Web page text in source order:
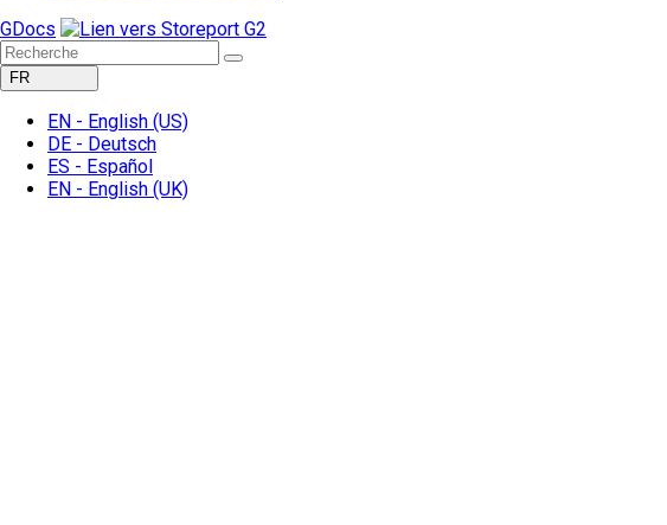
GDocs
FR
EN - English (US)
DE - Deutsch
ES - Español
EN - English (UK)